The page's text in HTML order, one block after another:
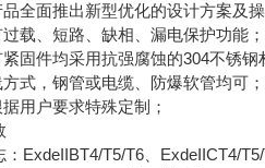
面推出新型优化的设计方案及操
、短路、缺相、漏电保护功能；
件均采用抗强腐蚀的304不锈钢
，钢管或电缆、防爆软管均可；
户要求特殊定制；
T5/T6、ExdeIICT4/T5/